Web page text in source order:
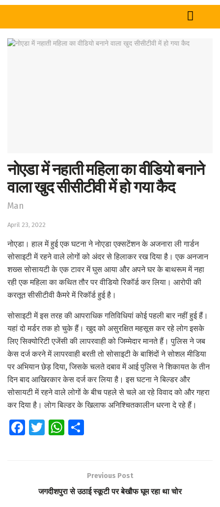
नोएडा में नहाती महिला का वीडियो बनाने
वाला खुद सीसीटीवी में हो गया कैद
Man
April 23, 2022
नोएडा। हाल में हुई एक घटना ने नोएडा एक्सटेंशन के अजनारा ली गार्डन
सोसाइटी में रहने वाले लोगों को अंदर से हिलाकर रख दिया है। एक अनजान
शख्स सोसायटी के एक टावर में घुस आया और अपने घर के बाथरूम में नहा
रही एक महिला का कथित तौर पर वीडियो रिकॉर्ड कर लिया। आरोपी की
करतूत सीसीटीवी कैमरे में रिकॉर्ड हुई है।
सोसाइटी में इस तरह की आपराधिक गतिविधियां कोई पहली बार नहीं हुई हैं।
यहां दो मर्डर तक हो चुके हैं। खुद को असुरक्षित महसूस कर रहे लोग इसके
लिए सिक्योरिटी एजेंसी की लापरवाही को जिम्मेदार मानते हैं। पुलिस ने जब
केस दर्ज करने में लापरवाही बरती तो सोसाइटी के बाशिंदों ने सोशल मीडिया
पर अभियान छेड़ दिया, जिसके चलते दबाव में आई पुलिस ने शिकायत के तीन
दिन बाद आखिरकार केस दर्ज कर लिया है। इस घटना ने बिल्डर और
सोसायटी में रहने वाले लोगों के बीच पहले से चले आ रहे विवाद को और गहरा
कर दिया है। लोग बिल्डर के खिलाफ अनिश्चितकालीन धरना दे रहे हैं।
Fa T
W
A
e
Previous Post
जगदीशपुरा से उठाई स्कूटी पर बेखौफ घूम रहा था चोर
Health
World